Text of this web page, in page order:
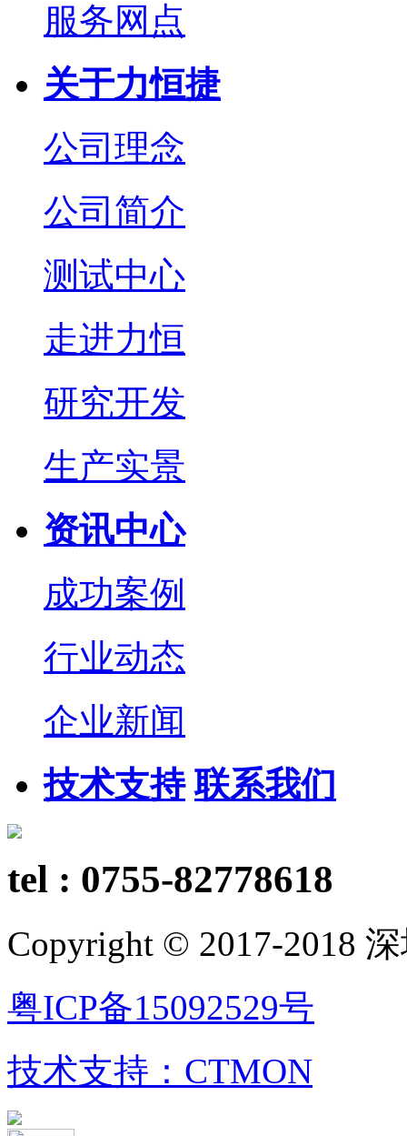
服务网点
关于力恒捷
公司理念
公司简介
测试中心
走进力恒
研究开发
生产实景
资讯中心
成功案例
行业动态
企业新闻
技术支持 联系我们
tel : 0755-82778618
Copyright © 2017-2018
粤ICP备15092529号
技术支持：CTMON